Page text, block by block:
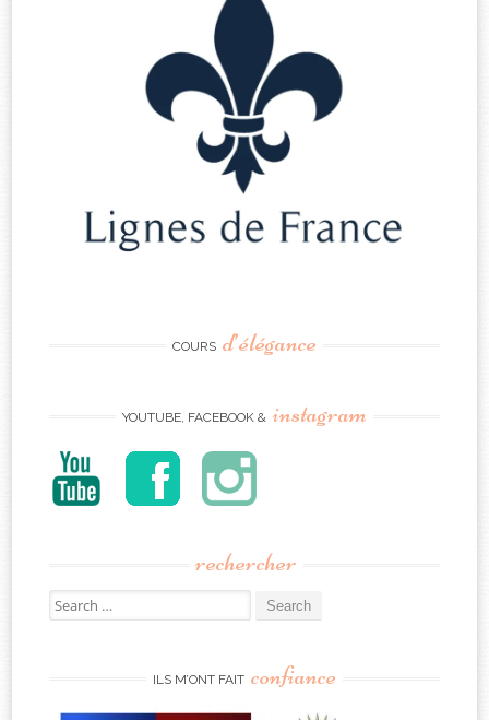
COURS d’élégance
YOUTUBE, FACEBOOK & instagram
rechercher
Search
for:
ILS M’ONT FAIT confiance